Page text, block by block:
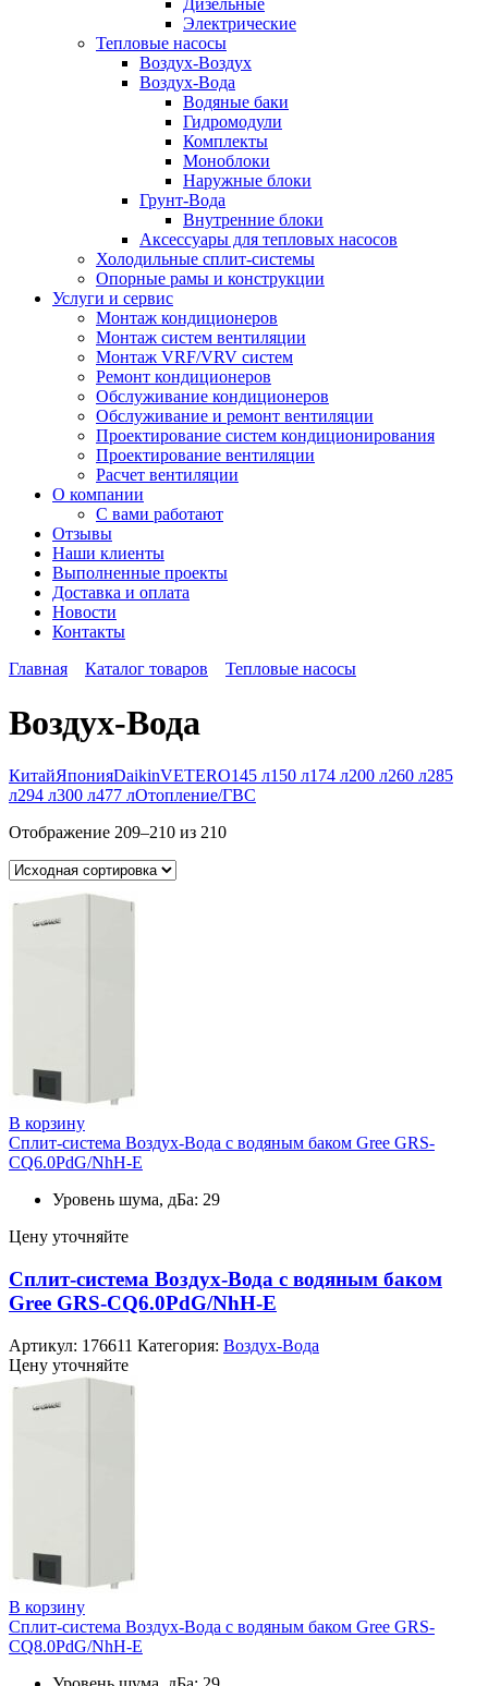
Дизельные
Электрические
Тепловые насосы
Воздух-Воздух
Воздух-Вода
Водяные баки
Гидромодули
Комплекты
Моноблоки
Наружные блоки
Грунт-Вода
Внутренние блоки
Аксессуары для тепловых насосов
Холодильные сплит-системы
Опорные рамы и конструкции
Услуги и сервис
Монтаж кондиционеров
Монтаж систем вентиляции
Монтаж VRF/VRV систем
Ремонт кондиционеров
Обслуживание кондиционеров
Обслуживание и ремонт вентиляции
Проектирование систем кондиционирования
Проектирование вентиляции
Расчет вентиляции
О компании
С вами работают
Отзывы
Наши клиенты
Выполненные проекты
Доставка и оплата
Новости
Контакты
Главная
Каталог товаров Тепловые насосы
Воздух-Вода
КитайЯпонияDaikinVETERO145 л150 л174 л200 л260 л285
л294 л300 л477 лОтопление/ГВС
Отображение 209–210 из 210
В корзину
Сплит-система Воздух-Вода с водяным баком Gree GRS-
CQ6.0PdG/NhH-E
Уровень шума, дБа: 29
Цену уточняйте
Сплит-система Воздух-Вода с водяным баком
Gree GRS-CQ6.0PdG/NhH-E
Артикул: 176611 Категория: Воздух-Вода
Цену уточняйте
В корзину
Сплит-система Воздух-Вода с водяным баком Gree GRS-
CQ8.0PdG/NhH-E